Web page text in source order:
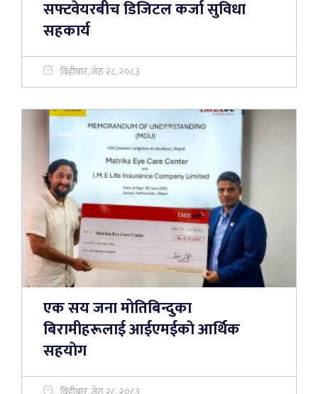
सफ्टवेयरबीच डिजिटल कर्जा सुविधा
सहकार्य
बिहीबार, जेठ २८, २०८३
एक सय जना मोतिबिन्दुका
बिरामीहरूलाई आईएमईकाे आर्थिक
सहयाेग